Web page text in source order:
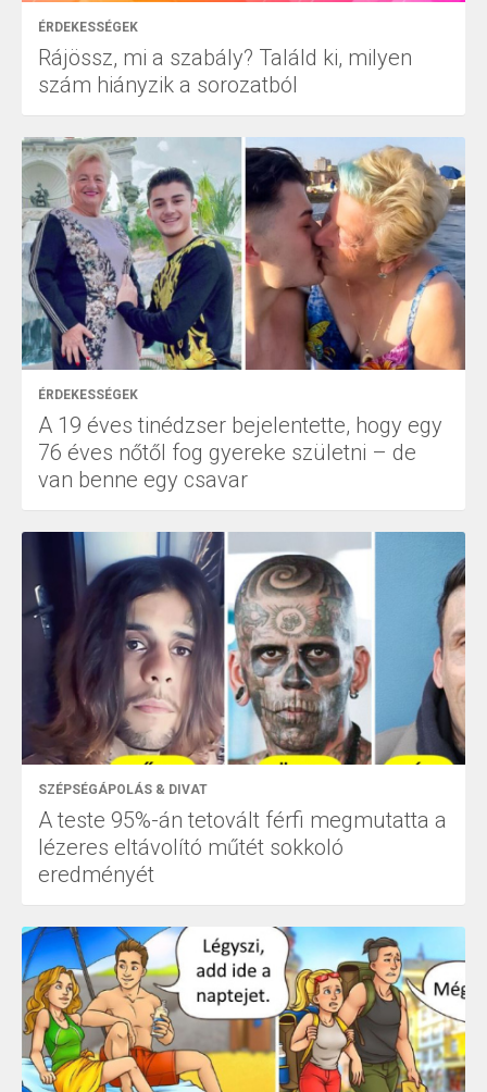
ÉRDEKESSÉGEK
Rájössz, mi a szabály? Találd ki, milyen
szám hiányzik a sorozatból
ÉRDEKESSÉGEK
A 19 éves tinédzser bejelentette, hogy egy
76 éves nőtől fog gyereke születni – de
van benne egy csavar
SZÉPSÉGÁPOLÁS & DIVAT
A teste 95%-án tetovált férfi megmutatta a
lézeres eltávolító műtét sokkoló
eredményét